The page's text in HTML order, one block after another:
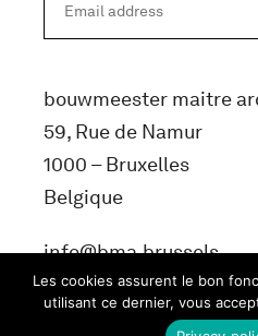
bouwmeester maitre
59, Rue de Namur
1000 – Bruxelles
Belgique
info@bma.brussels
Les cookies assurent le bon
utilisant ce dernier, vous